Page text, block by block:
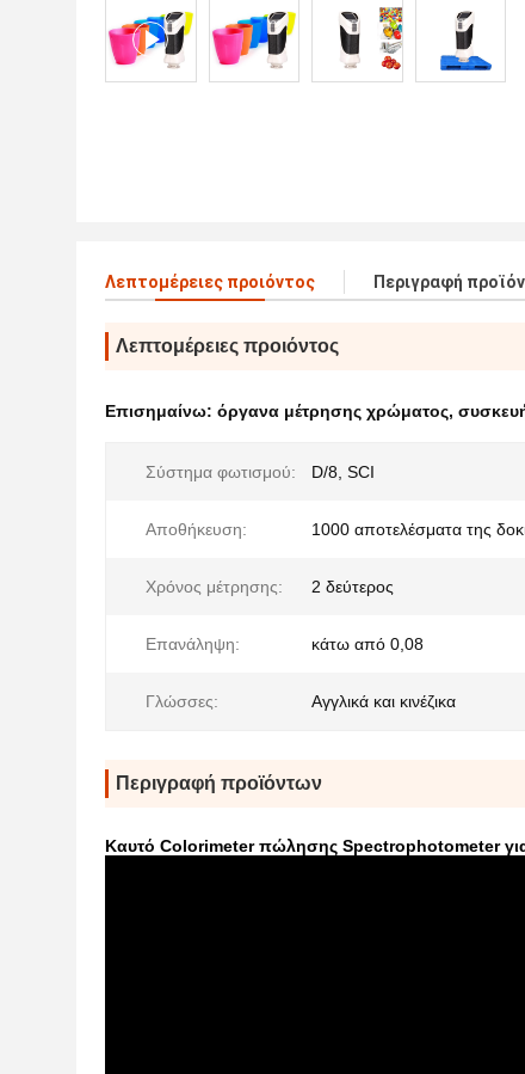
Λεπτομέρειες προιόντος Περιγραφή
Λεπτομέρειες προιόντος
Επισημαίνω: όργανα μέτρησης χρώματος,
Σύστημα φωτισμού: D/8, SCI
Αποθήκευση: 1000 αποτελέσματα της
Χρόνος μέτρησης: 2 δεύτερος
Επανάληψη: κάτω από 0,08
Γλώσσες: Αγγλικά και κινέζικα
Περιγραφή προϊόντων
Καυτό Colorimeter πώλησης Spectrophotometer